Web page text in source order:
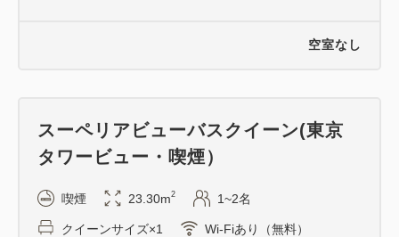
空室なし
スーペリアビューバスクイーン(東京
タワービュー・喫煙）
喫煙 23.30m2 1~2名
クイーンサイズ×1 Wi-Fiあり（無料）